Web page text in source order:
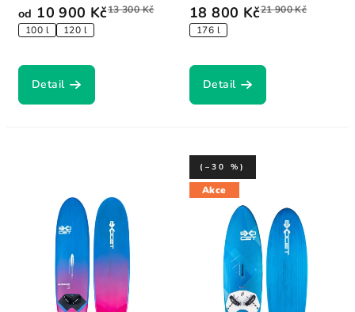
od 10 900 Kč13 300 Kč
100 l 120 l
Detail
18 800 Kč21 900 Kč
176 l
Detail
Akce
(–30 %)